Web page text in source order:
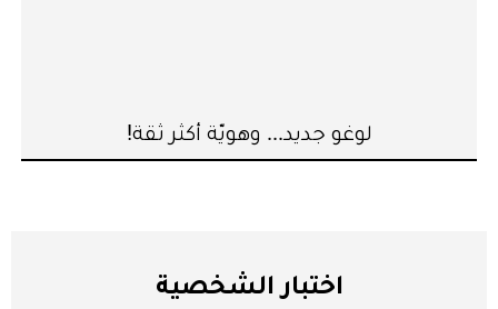
لوغو جديد... وهويّة أكثر ثقة!
اختبار الشخصية